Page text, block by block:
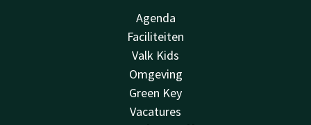
Agenda
Faciliteiten
Valk Kids
Omgeving
Green Key
Vacatures